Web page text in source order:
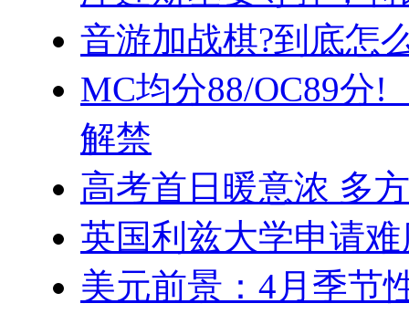
音游加战棋?到底怎
MC均分88/OC89分!
解禁
高考首日暖意浓 多
英国利兹大学申请
美元前景：4月季节